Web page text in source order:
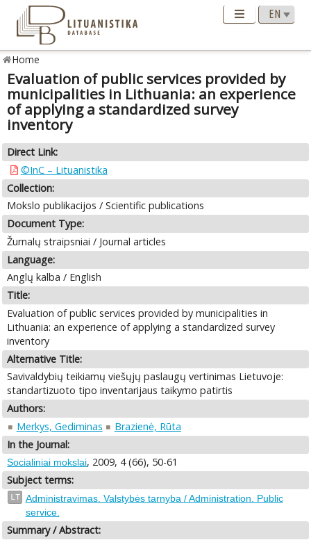
Home
Evaluation of public services provided by
municipalities in Lithuania: an experience
of applying a standardized survey
inventory
Direct Link:
©InC – Lituanistika
Collection:
Mokslo publikacijos / Scientific publications
Document Type:
Žurnalų straipsniai / Journal articles
Language:
Anglų kalba / English
Title:
Evaluation of public services provided by municipalities in
Lithuania: an experience of applying a standardized survey
inventory
Alternative Title:
Savivaldybių teikiamų viešųjų paslaugų vertinimas Lietuvoje:
standartizuoto tipo inventarijaus taikymo patirtis
Authors:
Merkys, Gediminas
Brazienė, Rūta
In the Journal:
Socialiniai mokslai, 2009, 4 (66), 50-61
Subject terms:
LT
Administravimas. Valstybės tarnyba / Administration. Public
service.
Summary / Abstract: